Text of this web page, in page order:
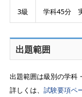
3級 学科45分
出題範囲
出題範囲は級別の学科
詳しくは、 試験要項ペ